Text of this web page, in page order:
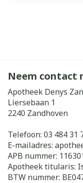
Neem contact
Apotheek Denys
Liersebaan 1
2240 Zandhoven
Telefoon: 03 484 31
E-mailadres:
APB nummer:
Apotheek titularis:
BTW nummer: